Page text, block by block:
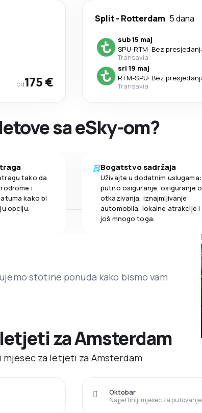
od175 €
Split- Rotterdam 5 dana
sub 15 maj
SPU-RTM· Bez
Transavia
sri 19 maj
RTM-SPU· Bez
Transavia
sa eSky-om?
tako da
i
kako bi
opciju.
Bogatstvo sadržaja
Uživajte u dodatnim uslugama:
putno osiguranje, osiguranje
otkazivanja, iznajmljivanje
automobila, lokalne atrakcije i
još mnogo toga.
stotine ponuda kako bismo vam
za Amsterdam
za letjeti za Amsterdam
Najjeftiniji mjesec za putovanje
Oktobar